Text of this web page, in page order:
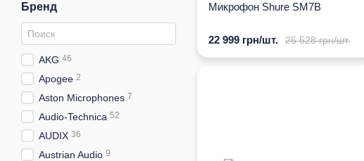
Микрофон Shure SM7B
25 528 грн/шт.
22 999 грн/шт.
Бренд
AKG 46
Apogee 2
Aston Microphones 7
Audio-Technica 52
AUDIX 36
Austrian Audio 9